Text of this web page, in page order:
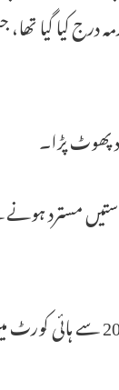
پھوٹ پڑا۔
مسترد